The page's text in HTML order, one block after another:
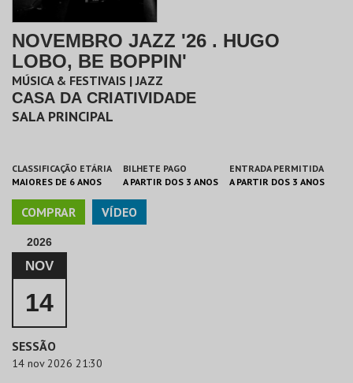
NOVEMBRO JAZZ '26 . HUGO
LOBO, BE BOPPIN'
MÚSICA & FESTIVAIS | JAZZ
CASA DA CRIATIVIDADE
SALA PRINCIPAL
CLASSIFICAÇÃO ETÁRIA
MAIORES DE 6 ANOS
BILHETE PAGO
A PARTIR DOS 3 ANOS
ENTRADA PERMITIDA
A PARTIR DOS 3 ANOS
COMPRAR VÍDEO
2026
NOV
14
SESSÃO
14 nov 2026 21:30